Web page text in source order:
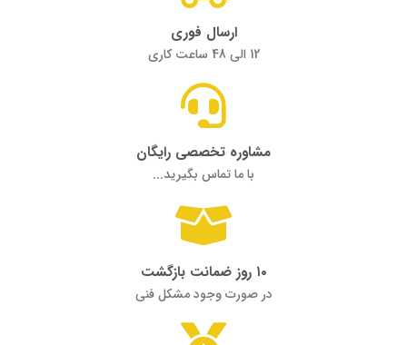
ارسال فوری
12 الی 48 ساعت کاری
مشاوره تخصصی رایگان
با ما تماس بگیرید...
۱۰ روز ضمانت بازگشت
در صورت وجود مشکل فنی